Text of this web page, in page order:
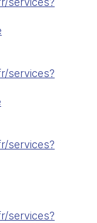
services?
services?
services?